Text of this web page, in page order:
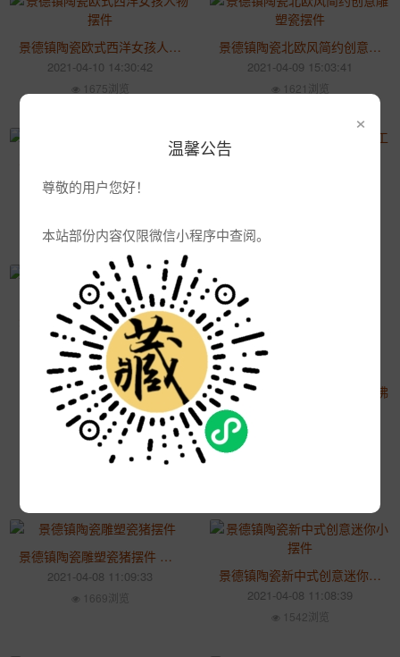
×
温馨公告
尊敬的用户您好！
本站部份内容仅限微信小程序中查阅。
景德镇陶瓷欧式西洋女孩人物摆件 家用酒柜玄关装饰品摆件
2021-04-10 14:30:42
1675浏览
景德镇陶瓷北欧风简约创意雕塑瓷摆件 现代客厅卧室装饰工艺饰品
2021-04-09 15:03:41
1621浏览
2021-04-09 15:02:58
景德镇陶瓷青花猫头鹰动物摆件 家用客厅玄关书房创意装饰品
2021-04-09 15:01:15
1488浏览
2021-04-08 11:10:57
景德镇陶瓷雕塑瓷猪摆件 家用个性创意官窑猪茶宠禅意茶道配件
2021-04-08 11:09:33
1669浏览
景德镇陶瓷新中式创意迷你小摆件 家居动物马禅意装饰品摆设
2021-04-08 11:08:39
1542浏览